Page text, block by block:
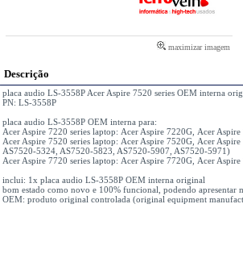
maximizar imagem
Descrição
placa audio LS-3558P Acer Aspire 7520 series OEM interna
PN: LS-3558P
placa audio LS-3558P OEM interna para:
Acer Aspire 7220 series laptop: Acer Aspire 7220G, Acer
Acer Aspire 7520 series laptop: Acer Aspire 7520G, Acer
AS7520-5324, AS7520-5823, AS7520-5907, AS7520-5971)
Acer Aspire 7720 series laptop: Acer Aspire 7720G, Acer
inclui: 1x placa audio LS-3558P OEM interna original
bom estado como novo e 100% funcional, podendo apresentar
OEM: produto original controlada (original equipment